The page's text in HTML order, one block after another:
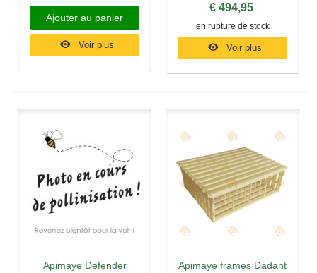
Ajouter au panier
Voir plus
€ 494,95
en rupture de stock
Voir plus
Apimaye Defender
Apimaye frames Dadant